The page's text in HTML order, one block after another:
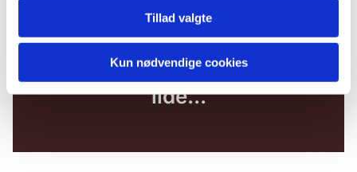
Tillad valgte
Kun nødvendige cookies
Du vil måske også kunne
lide...